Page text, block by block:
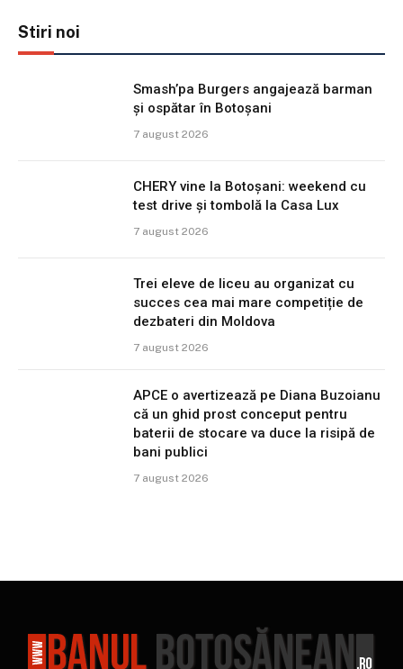
Stiri noi
Smash’pa Burgers angajează barman
și ospătar în Botoșani
7 august 2026
CHERY vine la Botoșani: weekend cu
test drive și tombolă la Casa Lux
7 august 2026
Trei eleve de liceu au organizat cu
succes cea mai mare competiție de
dezbateri din Moldova
7 august 2026
APCE o avertizează pe Diana Buzoianu
că un ghid prost conceput pentru
baterii de stocare va duce la risipă de
bani publici
7 august 2026